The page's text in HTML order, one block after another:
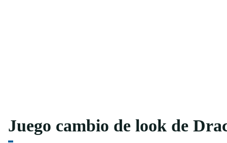
Juego cambio de look de